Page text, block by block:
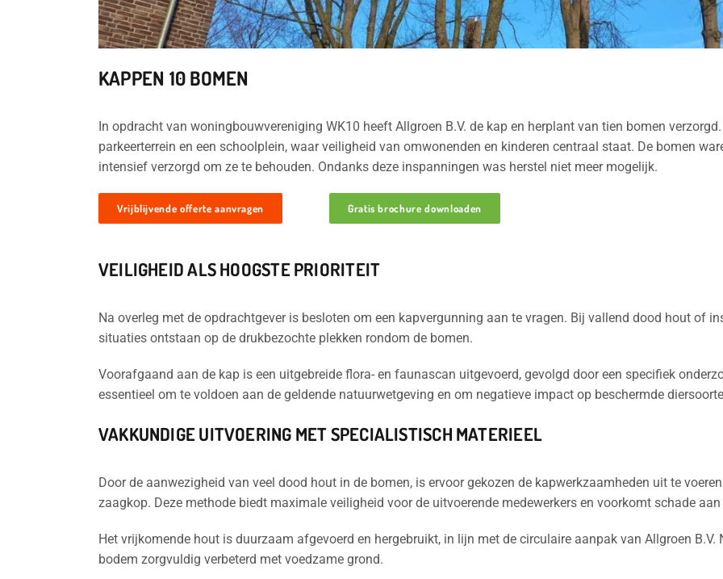
KAPPEN 10 BOMEN
In opdracht van woningbouwvereniging WK10 heeft Allgroen B.V. de kap en herplant van tien bomen
parkeerterrein en een schoolplein, waar veiligheid van omwonenden en kinderen centraal staat. De bomen
intensief verzorgd om ze te behouden. Ondanks deze inspanningen was herstel niet meer mogelijk.
Vrijblijvende offerte aanvragen Gratis brochure downloaden
VEILIGHEID ALS HOOGSTE PRIORITEIT
Na overleg met de opdrachtgever is besloten om een kapvergunning aan te vragen. Bij vallend dood hout of
situaties ontstaan op de drukbezochte plekken rondom de bomen.
Voorafgaand aan de kap is een uitgebreide flora- en faunascan uitgevoerd, gevolgd door een specifiek
essentieel om te voldoen aan de geldende natuurwetgeving en om negatieve impact op beschermde
VAKKUNDIGE UITVOERING MET SPECIALISTISCH MATERIEEL
Door de aanwezigheid van veel dood hout in de bomen, is ervoor gekozen de kapwerkzaamheden uit te
zaagkop. Deze methode biedt maximale veiligheid voor de uitvoerende medewerkers en voorkomt schade
Het vrijkomende hout is duurzaam afgevoerd en hergebruikt, in lijn met de circulaire aanpak van Allgroen B.V.
bodem zorgvuldig verbeterd met voedzame grond.